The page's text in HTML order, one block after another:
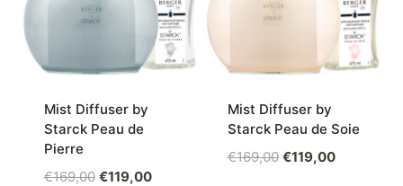
Mist Diffuser by
Starck Peau de
Pierre
€169,00 Oorspronkelijke
€119,00Huidige
Mist Diffuser by
Starck Peau de Soie
€169,00 Oorspronkelijke
€119,00Huidige